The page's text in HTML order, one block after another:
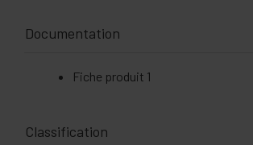
Documentation
Fiche produit 1
Classification